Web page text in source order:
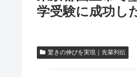
学受験に成功し
驚きの伸びを実現｜先輩列伝